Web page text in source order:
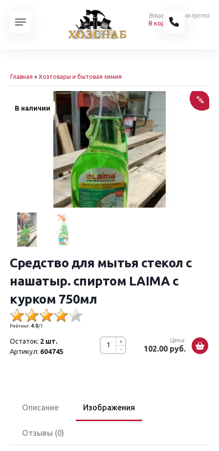
Ваша корзина пуста
В корзину
Главная » Хозтовары и бытовая химия
В наличии
NEW
Средство для мытья стекол с
нашатыр. спиртом LAIMA с
курком 750мл
Рейтинг: 4.0/1
-
+ Цена:
102.00 руб.
Остаток: 2 шт.
Артикул: 604745
Описание Изображения
Отзывы (0)